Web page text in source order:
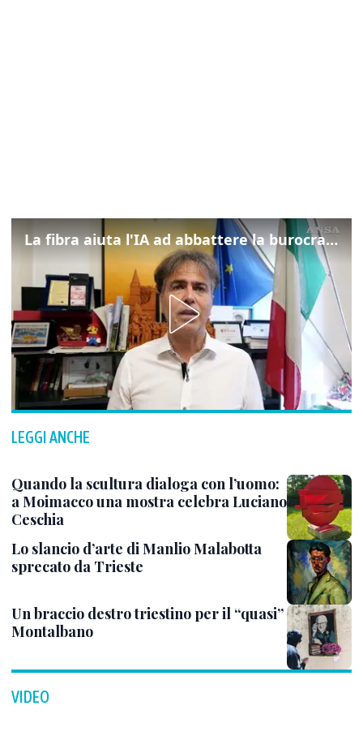
La fibra aiuta l'IA ad abbattere la burocrazia, progetto pilota in Veneto
LEGGI ANCHE
Quando la scultura dialoga con l’uomo:
a Moimacco una mostra celebra Luciano
Ceschia
Lo slancio d’arte di Manlio Malabotta
sprecato da Trieste
Un braccio destro triestino per il “quasi”
Montalbano
VIDEO